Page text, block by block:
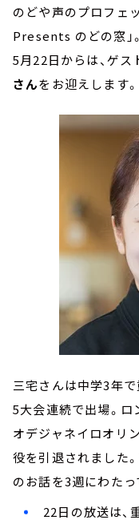
のどや声のプロフェ
Presents のどの窓」。
5月22日からは、ゲ
さんをお迎えします。
三宅さんは中学3年
5大会連続で出場。ロ
オデジャネイロオリ
役を引退されました
のお話を3週にわたっ
22日の放送は、